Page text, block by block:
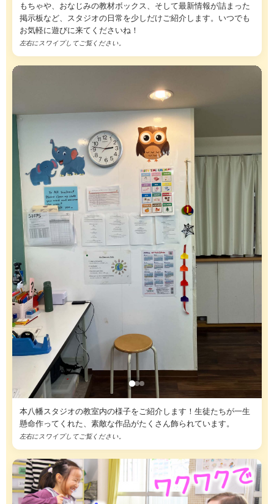
もちゃや、おなじみの教材ボックス、そして最新情報が詰まった
掲示板など、スタジオの日常を少しだけご紹介します。いつでも
お気軽に遊びに来てくださいね！
左右にスワイプしてご覧ください。
本八幡スタジオの教室内の様子をご紹介します！生徒たちが一生
懸命作ってくれた、素敵な作品がたくさん飾られています。
左右にスワイプしてご覧ください。